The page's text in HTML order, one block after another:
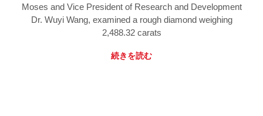
Moses and Vice President of Research and Development
Dr. Wuyi Wang, examined a rough diamond weighing
2,488.32 carats
続きを読む